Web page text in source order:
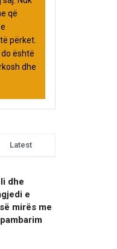
që
përket.
është
dhe
Latest
dhe
e
mirës me